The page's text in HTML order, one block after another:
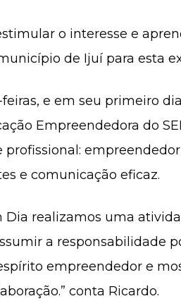
o interesse e
de Ijuí para esta
e em seu primeiro
Empreendedora do
e comunicação eficaz.
realizamos uma
a responsabilidade
empreendedor e
conta Ricardo.